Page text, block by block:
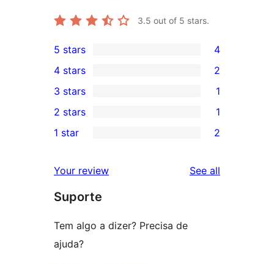
3.5 out of 5 stars.
4
5-
star
reviews
5 stars 4
4-
star
reviews
4 stars 2
1
3-
star
3 stars 1
2-
review
2 stars 1
star
reviews
1 star 2
Your review See all
Suporte
Tem algo a dizer? Precisa de
ajuda?